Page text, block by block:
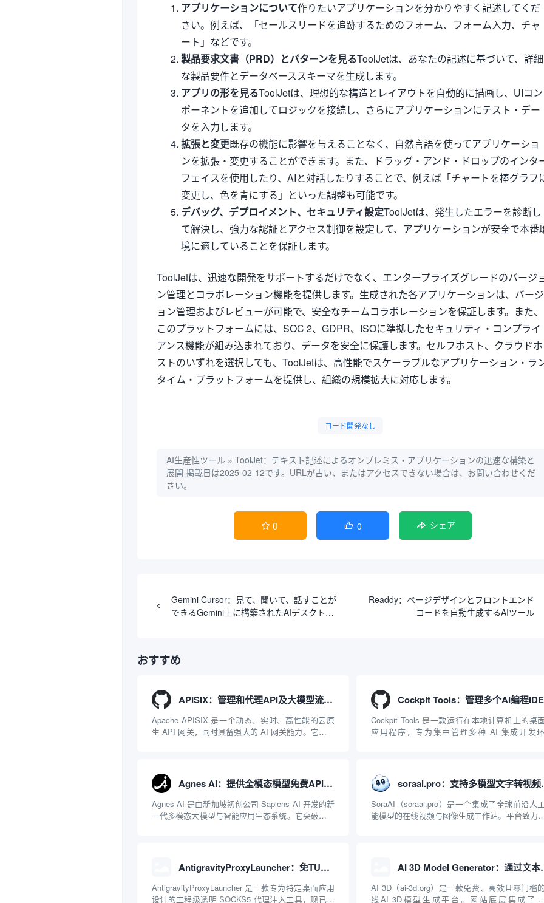
アプリケーションについて作りたいアプリケーションを分かりやすく記述してくだ
さい。例えば、「セールスリードを追跡するためのフォーム、フォーム入力、チャ
ート」などです。
製品要求文書（PRD）とパターンを見るToolJetは、あなたの記述に基づいて、詳細
な製品要件とデータベーススキーマを生成します。
アプリの形を見るToolJetは、理想的な構造とレイアウトを自動的に描画し、UIコン
ポーネントを追加してロジックを接続し、さらにアプリケーションにテスト・デー
タを入力します。
拡張と変更既存の機能に影響を与えることなく、自然言語を使ってアプリケーショ
ンを拡張・変更することができます。また、ドラッグ・アンド・ドロップのインタ
フェイスを使用したり、AIと対話したりすることで、例えば「チャートを棒グラフ
変更し、色を青にする」といった調整も可能です。
デバッグ、デプロイメント、セキュリティ設定ToolJetは、発生したエラーを診断し
て解決し、強力な認証とアクセス制御を設定して、アプリケーションが安全で本番
境に適していることを保証します。
ToolJetは、迅速な開発をサポートするだけでなく、エンタープライズグレードのバージ
ン管理とコラボレーション機能を提供します。生成された各アプリケーションは、バージ
ョン管理およびレビューが可能で、安全なチームコラボレーションを保証します。また、
このプラットフォームには、SOC 2、GDPR、ISOに準拠したセキュリティ・コンプライ
アンス機能が組み込まれており、データを安全に保護します。セルフホスト、クラウドホ
ストのいずれを選択しても、ToolJetは、高性能でスケーラブルなアプリケーション・ラ
タイム・プラットフォームを提供し、組織の規模拡大に対応します。
コード開発なし
AI生産性ツール » ToolJet：テキスト記述によるオンプレミス・アプリケーションの迅速な構築と
展開 掲載日は2025-02-12です。URLが古い、またはアクセスできない場合は、お問い合わせくだ
さい。
 0  0 シェア
Gemini Cursor：見て、聞いて、話すことが
できるGemini上に構築されたAIデスクトッ
Readdy：ページデザインとフロントエンド
コードを自動生成するAIツール
おすすめ
APISIX：管理和代理API及大模型流量的高性能网关
Apache APISIX 是一个动态、实时、高性能的云原
生 API 网关，同时具备强大的 AI 网关能力。它基于
Cockpit Tools 是一款运行在本地计算机上的桌
应用程序，专为集中管理多种 AI 集成开发
Agnes AI：提供全模态模型免费API、支持图文视频生成与复杂工程执行的智能体平台
Agnes AI 是由新加坡初创公司 Sapiens AI 开发的新
一代多模态大模型与智能应用生态系统。它突破了单
soraai.pro
SoraAI（soraai.pro）是一个集成了全球前沿人
能模型的在线视频与图像生成工作站。平台致力
AntigravityProxyLauncher：免TUN全局代理使用Antigravity IDE
AntigravityProxyLauncher 是一款专为特定桌面应用
设计的工程级透明 SOCKS5 代理注入工具，现已支
AI 3D Model
AI 3D（ai-3d.org）是一款免费、高效且零门槛
线AI 3D模型生成平台。网站底层集成了